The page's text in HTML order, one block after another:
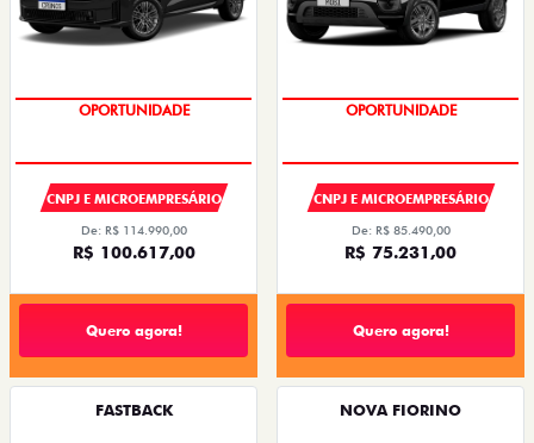
OPORTUNIDADE
CNPJ E MICROEMPRESÁRIO
De: R$ 114.990,00
R$ 100.617,00
Quero agora!
OPORTUNIDADE
CNPJ E MICROEMPRESÁRIO
De: R$ 85.490,00
R$ 75.231,00
Quero agora!
FASTBACK NOVA FIORINO